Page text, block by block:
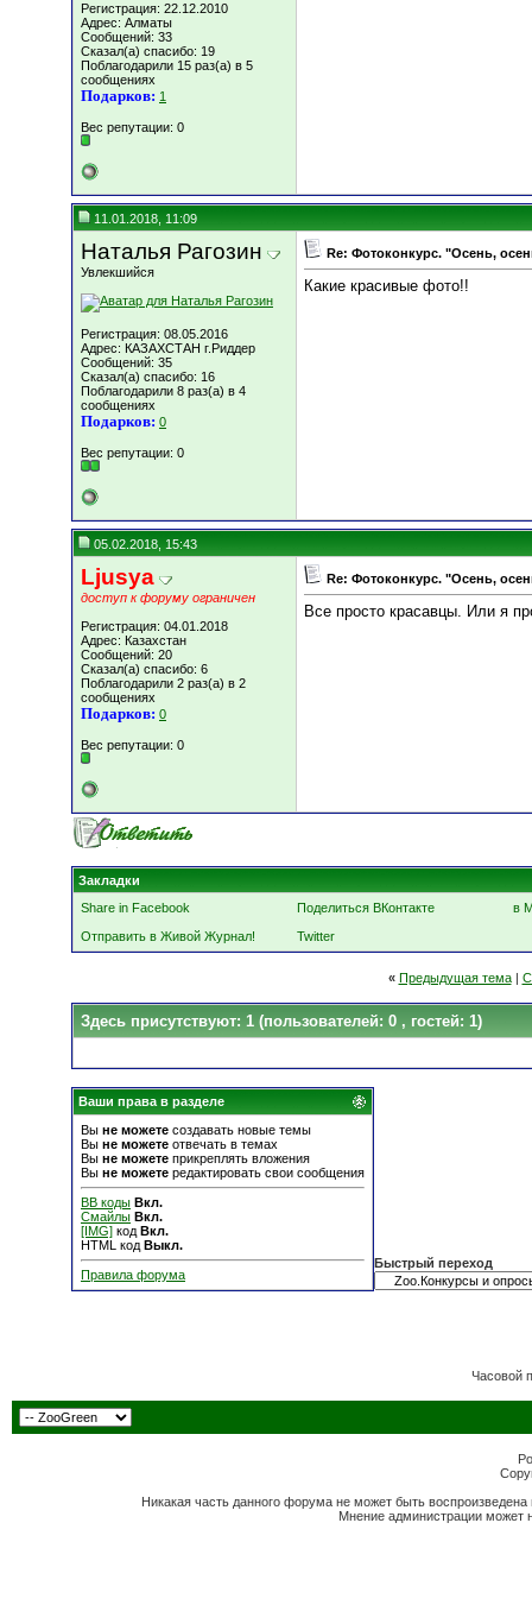
Регистрация: 22.12.2010
Адрес: Алматы
Сообщений: 33
Сказал(а) спасибо: 19
Поблагодарили 15 раз(а) в 5
сообщениях
Подарков: 1
Вес репутации: 0
11.01.2018, 11:09
Наталья Рагозин
Увлекшийся
Регистрация: 08.05.2016
Адрес: КАЗАХСТАН г.Риддер
Сообщений: 35
Сказал(а) спасибо: 16
Поблагодарили 8 раз(а) в 4
сообщениях
Подарков: 0
Вес репутации: 0
Re: Фотоконкурс. "Осень,
Какие красивые фото!!
05.02.2018, 15:43
Ljusya
доступ к форуму ограничен
Регистрация: 04.01.2018
Адрес: Казахстан
Сообщений: 20
Сказал(а) спасибо: 6
Поблагодарили 2 раз(а) в 2
сообщениях
Подарков: 0
Вес репутации: 0
Re: Фотоконкурс. "Осень,
Все просто красавцы. Или я
Закладки
Share in Facebook
Поделиться ВКонтакте
в
Отправить в Живой Журнал!
Twitter
« Предыдущая тема|
Здесь присутствуют: 1 (пользователей: 0 , гостей: 1)
Ваши права в разделе
Вы не можете создавать новые темы
Вы не можете отвечать в темах
Вы не можете прикреплять вложения
Вы не можете редактировать свои сообщения
BB коды Вкл.
Смайлы Вкл.
[IMG] код Вкл.
HTML код Выкл.
Правила форума
Быстрый переход
Часовой
Никакая часть данного форума не может быть
Мнение администрации может